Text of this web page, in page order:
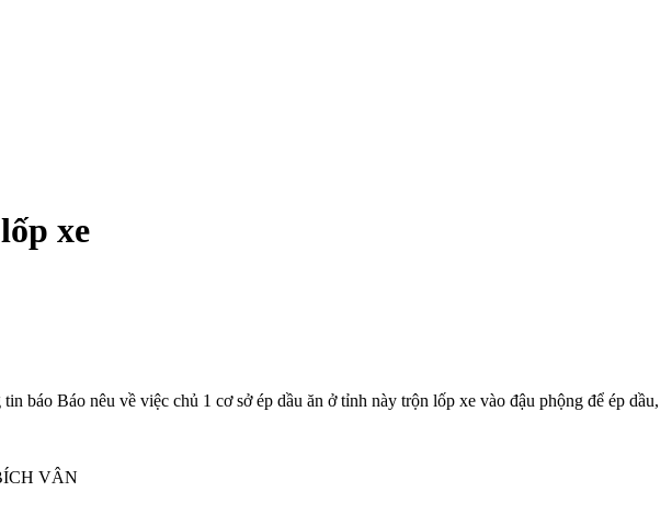
xe
báo Báo nêu về việc chủ 1 cơ sở ép dầu ăn ở tỉnh này trộn lốp xe vào đậu phộng để ép dầu,
VÂN